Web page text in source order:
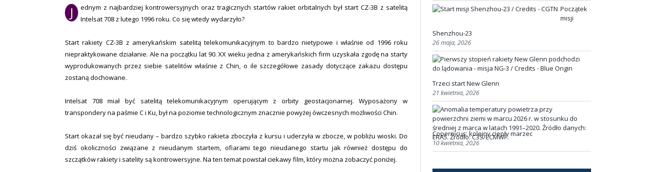
J
ednym z najbardziej kontrowersyjnych oraz tragicznych startów rakiet orbitalnych był start CZ-3B z satelitą
Intelsat 708 z lutego 1996 roku. Co się wtedy wydarzyło?
Start rakiety CZ-3B z amerykańskim satelitą telekomunikacyjnym to bardzo nietypowe i właśnie od 1996 roku
niepraktykowane działanie. Ale na początku lat 90. XX wieku jedna z amerykańskich firm uzyskała zgodę na starty
wyprodukowanych przez siebie satelitów właśnie z Chin, o ile szczegółowe zasady dotyczące zakazu dostępu
zostaną dochowane.
Intelsat 708 miał być satelitą telekomunikacyjnym operującym z orbity geostacjonarnej. Wyposażony w
transpondery na paśmie C i Ku, był na poziomie technologicznym znacznie powyżej ówczesnych możliwości Chin.
Start okazał się być nieudany – bardzo szybko rakieta zboczyła z kursu i uderzyła w zbocze, w pobliżu wioski. Do
dziś okoliczności związane z nieudanym startem, ofiarami tego nieudanego startu jak również dostępu do
szczątków rakiety i satelity są kontrowersyjne. Na ten temat powstał ciekawy film, który można zobaczyć poniżej.
Początek
misji
Shenzhou-23
26 maja, 2026
Trzeci start New Glenn
21 kwietnia, 2026
Copernicus: kolejny ciepły marzec
10 kwietnia, 2026